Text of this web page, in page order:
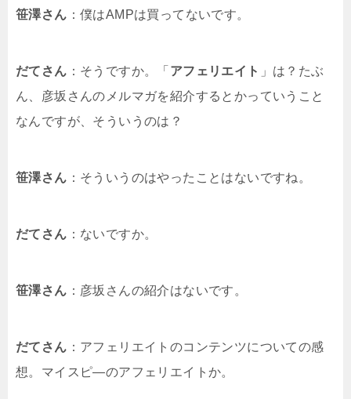
笹澤さん ：僕はAMPは買ってないです。
だてさん ：そうですか。「 アフェリエイト 」は？たぶ
ん、彦坂さんのメルマガを紹介するとかっていうこと
なんですが、そういうのは？
笹澤さん ：そういうのはやったことはないですね。
だてさん ：ないですか。
笹澤さん ：彦坂さんの紹介はないです。
だてさん ：アフェリエイトのコンテンツについての感
想。マイスピ―のアフェリエイトか。